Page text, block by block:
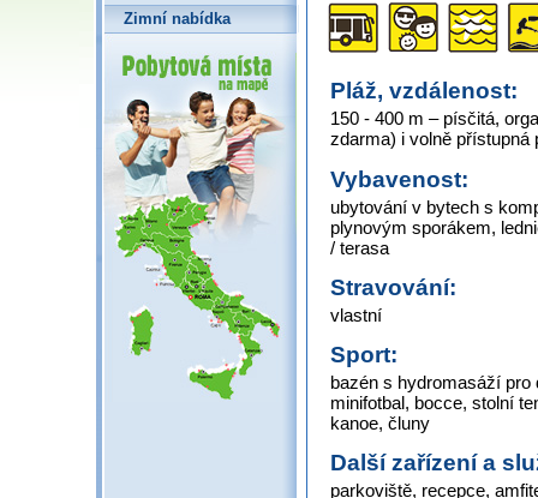
Pláž, vzdálenost:
150 - 400 m – písčitá,
zdarma) i volně přístupná
Vybavenost:
ubytování v bytech s
plynovým sporákem,
/ terasa
Stravování:
vlastní
Sport:
bazén s hydromasáží pro
minifotbal, bocce, stolní
kanoe, čluny
Další zařízení a
parkoviště, recepce,
Zimní nabídka